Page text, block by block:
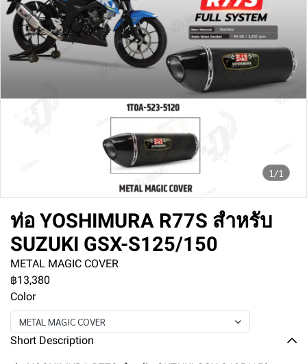
1/1
ท่อ YOSHIMURA R77S สำหรับ
SUZUKI GSX-S125/150
METAL MAGIC COVER
฿13,380
Color
METAL MAGIC COVER
Short Description